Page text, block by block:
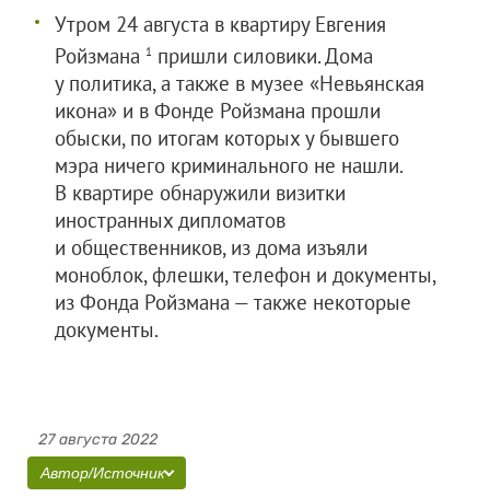
Утром 24 августа в квартиру Евгения
Ройзмана 1 пришли силовики. Дома
у политика, а также в музее «Невьянская
икона» и в Фонде Ройзмана прошли
обыски, по итогам которых у бывшего
мэра ничего криминального не нашли.
В квартире обнаружили визитки
иностранных дипломатов
и общественников, из дома изъяли
моноблок, флешки, телефон и документы,
из Фонда Ройзмана — также некоторые
документы.
27 августа 2022
Автор/Источник